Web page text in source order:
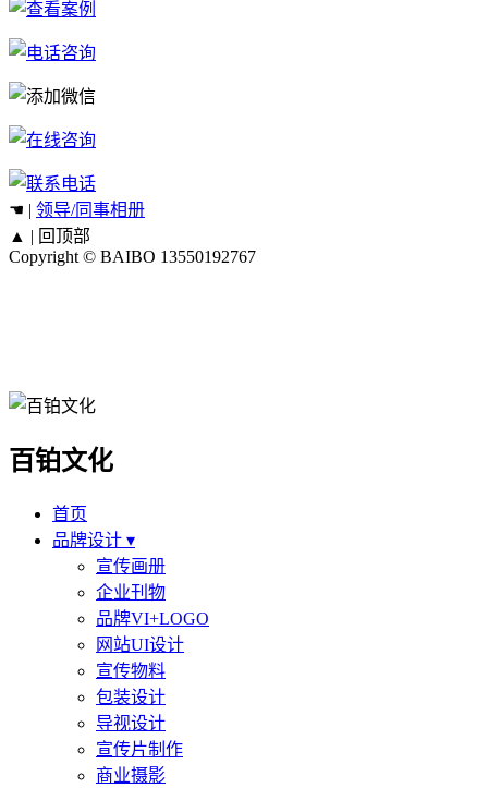
☚ | 领导/同事相册
▲ | 回顶部
Copyright © BAIBO 13550192767
百铂文化
首页
品牌设计 ▾
宣传画册
企业刊物
品牌VI+LOGO
网站UI设计
宣传物料
包装设计
导视设计
宣传片制作
商业摄影